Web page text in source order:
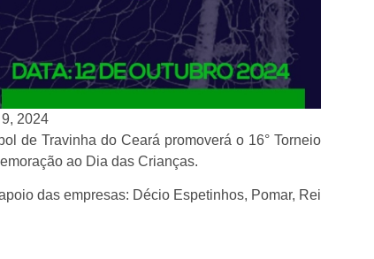
2024
de Travinha do Ceará promoverá o 16° Torneio
ao Dia das Crianças.
das empresas: Décio Espetinhos, Pomar, Rei